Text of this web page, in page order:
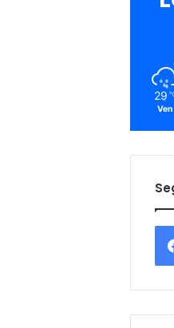
29
Ven